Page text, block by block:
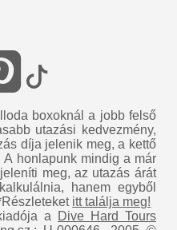
boxoknál a jobb felső
utazási kedvezmény,
díja jelenik meg, a kettő
A honlapunk mindig a már
meg, az utazás árát
hanem egyből
itt találja meg!
a Dive Hard Tours